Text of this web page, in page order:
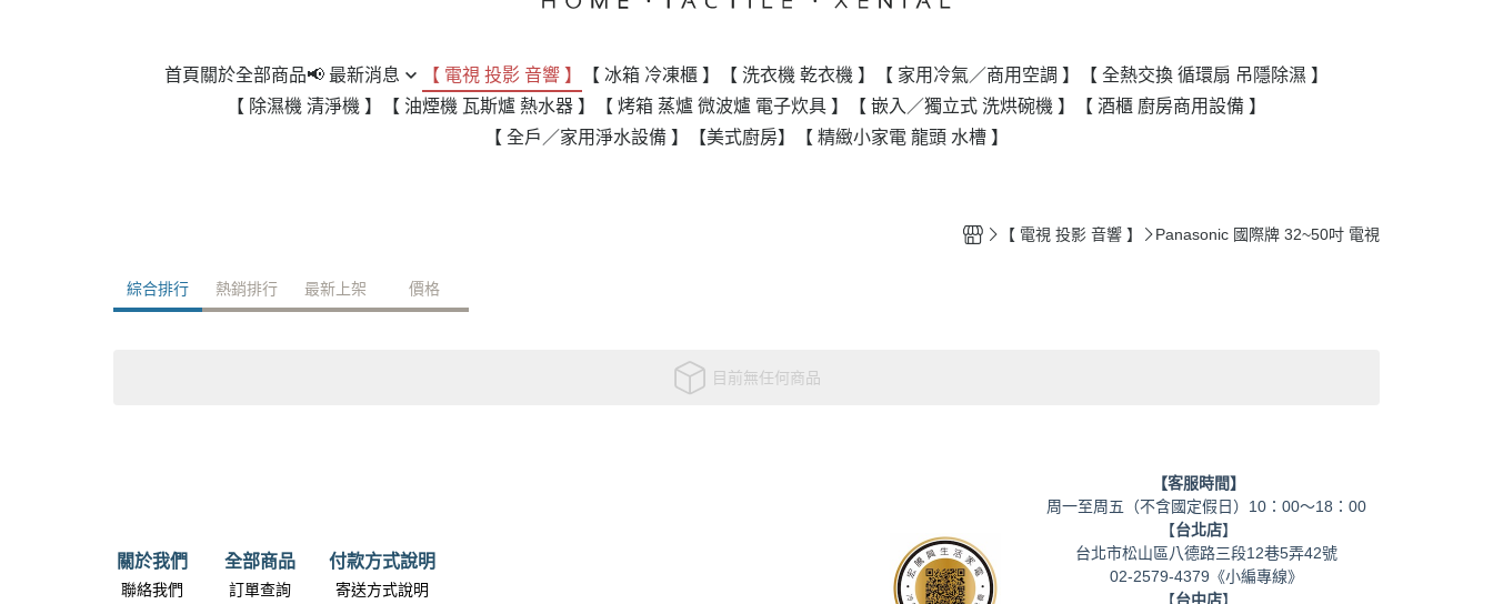
首頁 關於全部商品📢 最新消息 【 電視 投影 音響 】 【 冰箱 冷凍櫃 】 【 洗衣機 乾衣機 】 【 家用冷氣／商用空調 】
【 全熱交換 循環扇 吊隱除濕 】
【 除濕機 清淨機 】
【 油煙機 瓦斯爐 熱水器 】 【 烤箱 蒸爐 微波爐 電子炊具 】 【 嵌入／獨立式 洗烘碗機 】
【 酒櫃 廚房商用設備 】
【 全戶／家用淨水設備 】
【美式廚房】 【 精緻小家電 龍頭 水槽 】
【 電視 投影 音響 】 Panasonic 國際牌 32~50吋 電視
綜合排行 熱銷排行 最新上架 價格
目前無任何商品
關於我們
聯絡我們
全部商品
訂單查詢
付款方式說明
寄送方式說明
【客服時間】
周一至周五（不含國定假日）10：00～18：00
【台北店】
台北市松山區八德路三段12巷5弄42號
02-2579-4379《小編專線》
【台中店】